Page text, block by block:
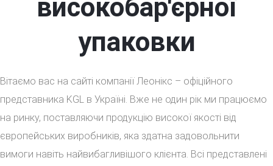
високобар'єрної
упаковки
Вітаємо вас на сайті компанії Леонікс – офіційного
представника KGL в Україні. Вже не один рік ми працюємо
на ринку, поставляючи продукцію високої якості від
європейських виробників, яка здатна задовольнити
вимоги навіть найвибагливішого клієнта. Всі представлені